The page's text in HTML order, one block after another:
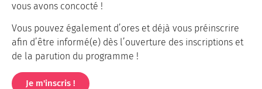
vous avons concocté !
Vous pouvez également d’ores et déjà vous préinscrire
afin d’être informé(e) dès l’ouverture des inscriptions et
de la parution du programme !
Je m'inscris !